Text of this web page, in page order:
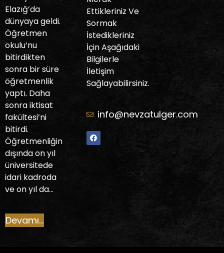
Elazığ’da
dünyaya geldi.
Öğretmen
okulu’nu
bitirdikten
sonra bir süre
öğretmenlik
yaptı. Daha
sonra iktisat
fakültesi’ni
bitirdi.
Öğretmenliğin
dışında on yıl
üniversitede
idari kadroda
ve on yıl da…
Devamı...
Ettikleriniz Ve
Sormak
İstedikleriniz
İçin Aşağıdaki
Bilgilerle
İletişim
Sağlayabilirsiniz.
info@nevzatulger.com